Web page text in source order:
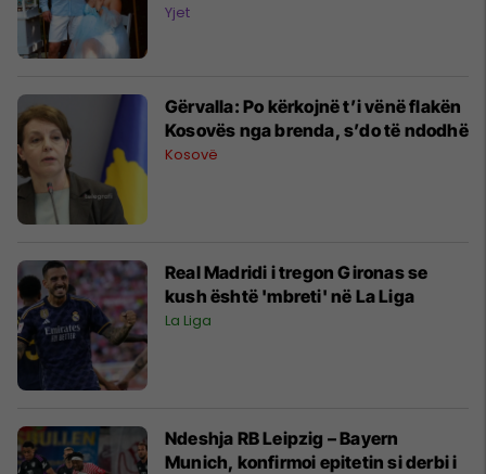
Yjet
Gërvalla: Po kërkojnë t’i vënë flakën
Kosovës nga brenda, s’do të ndodhë
Kosovë
Real Madridi i tregon Gironas se
kush është 'mbreti' në La Liga
La Liga
Ndeshja RB Leipzig – Bayern
Munich, konfirmoi epitetin si derbi i